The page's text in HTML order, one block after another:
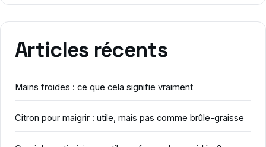
Articles récents
Mains froides : ce que cela signifie vraiment
Citron pour maigrir : utile, mais pas comme brûle-graisse